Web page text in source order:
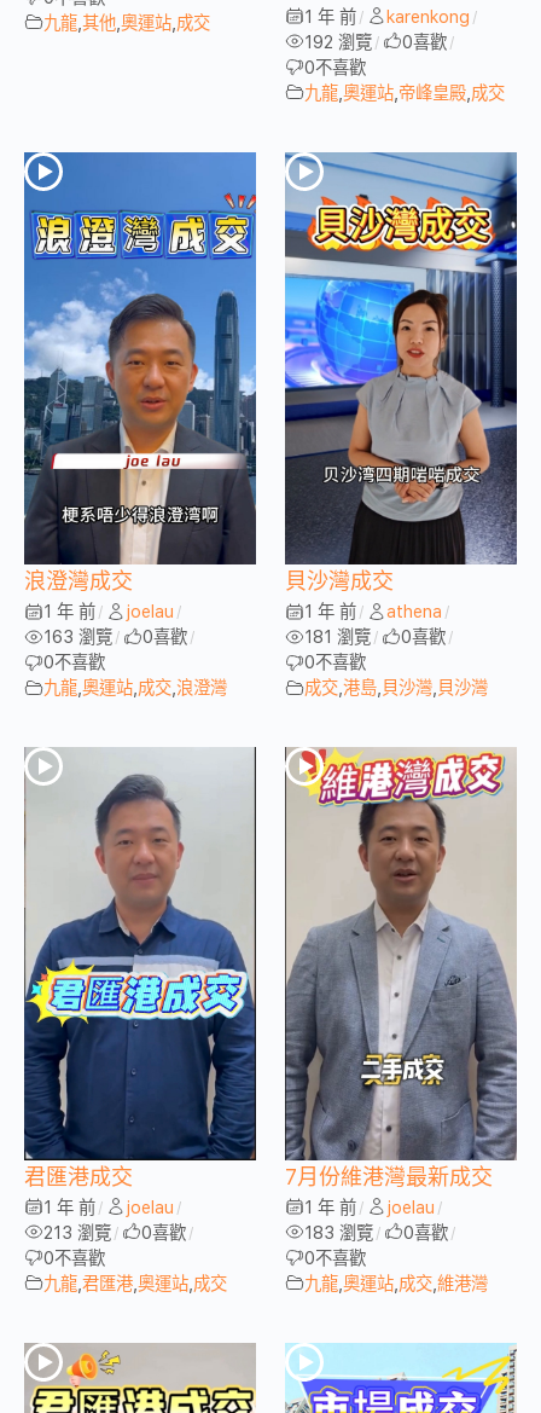
九龍 其他 奧運站 成交 1 年 前 / karenkong /
192 瀏覽 / 0喜歡 /
0不喜歡
九龍 奧運站 帝峰皇殿 成交
浪澄灣成交
1 年 前 / joelau /
163 瀏覽 / 0喜歡 /
0不喜歡
九龍 奧運站 成交 浪澄灣
貝沙灣成交
1 年 前 / athena /
181 瀏覽 / 0喜歡 /
0不喜歡
成交 港島 貝沙灣 貝沙灣
君匯港成交
1 年 前 / joelau /
213 瀏覽 / 0喜歡 /
0不喜歡
九龍 君匯港 奧運站 成交
7月份維港灣最新成交
1 年 前 / joelau /
183 瀏覽 / 0喜歡 /
0不喜歡
九龍 奧運站 成交 維港灣